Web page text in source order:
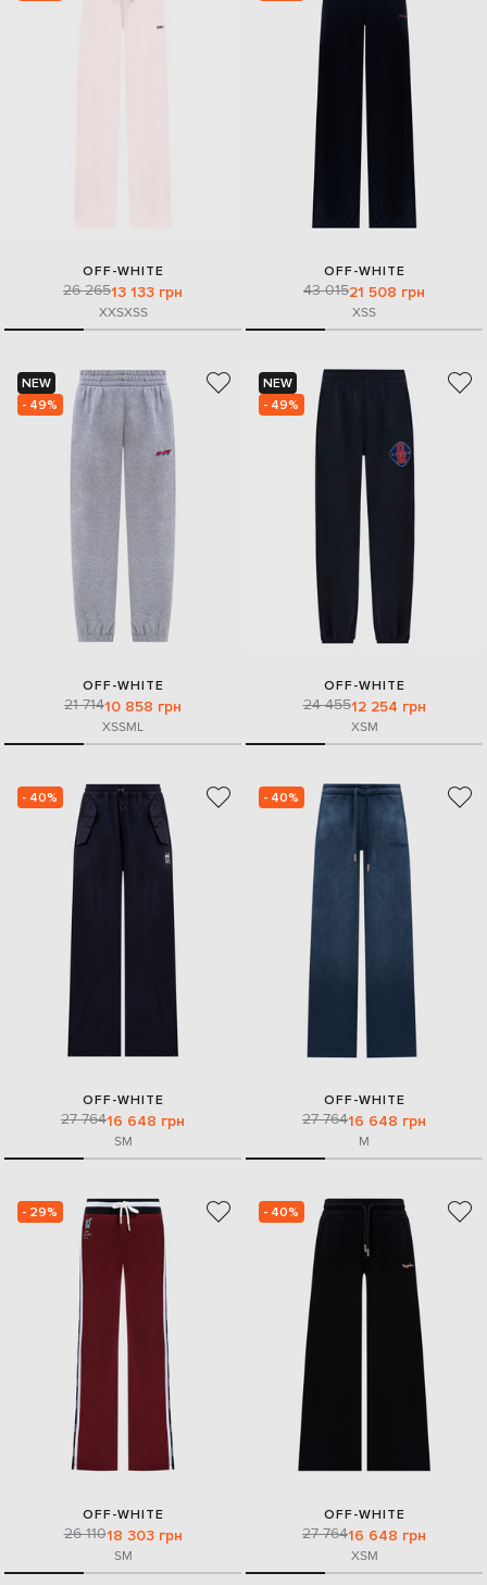
OFF-WHITE
26 26513 133 грн
XXSXSS
OFF-WHITE
43 01521 508 грн
XSS
NEW
- 49%
OFF-WHITE
21 71410 858 грн
XSSML
NEW
- 49%
OFF-WHITE
24 45512 254 грн
XSM
- 40%
OFF-WHITE
27 76416 648 грн
SM
- 40%
OFF-WHITE
27 76416 648 грн
M
- 29%
OFF-WHITE
26 11018 303 грн
SM
- 40%
OFF-WHITE
27 76416 648 грн
XSM